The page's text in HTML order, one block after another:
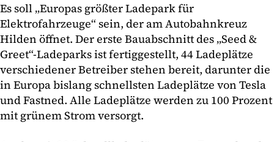
Es soll „Europas größter Ladepark für
Elektrofahrzeuge“ sein, der am Autobahnkreuz
Hilden öffnet. Der erste Bauabschnitt des „Seed &
Greet“-Ladeparks ist fertiggestellt, 44 Ladeplätze
verschiedener Betreiber stehen bereit, darunter die
in Europa bislang schnellsten Ladeplätze von Tesla
und Fastned. Alle Ladeplätze werden zu 100 Prozent
mit grünem Strom versorgt.